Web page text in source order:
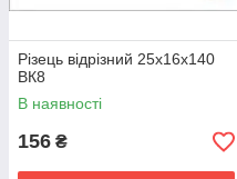
Різець відрізний 25х16х140
ВК8
В наявності
156 ₴